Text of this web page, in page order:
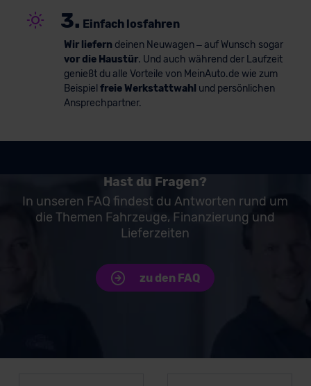
3. Einfach losfahren
Wir liefern deinen Neuwagen – auf Wunsch sogar
vor die Haustür. Und auch während der Laufzeit
genießt du alle Vorteile von MeinAuto.de wie zum
Beispiel freie Werkstattwahl und persönlichen
Ansprechpartner.
Hast du Fragen?
In unseren FAQ findest du Antworten rund um
die Themen Fahrzeuge, Finanzierung und
Lieferzeiten
zu den FAQ